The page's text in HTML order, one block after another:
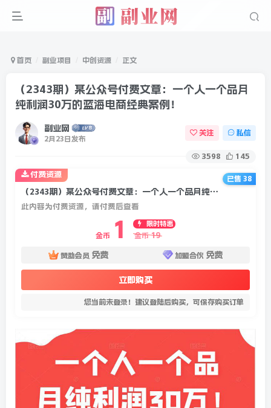
首页 副业项目 中创资源 正文
（2343期）某公众号付费文章：一个人一个品月
纯利润30万的蓝海电商经典案例！
副业网
2月23日发布
关注 私信
3598 145
（2343期）某公众号付费文章：一个人一个品月纯利润30万的蓝海电商经典案例！
此内容为付费资源，请付费后查看
金币 1
限时特惠
金币 19
赞助会员 免费 加盟合伙 免费
立即购买
您当前未登录！建议登陆后购买，可保存购买订单
付费资源
已售 38